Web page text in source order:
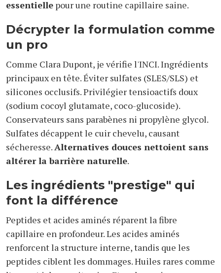
essentielle pour une routine capillaire saine.
Décrypter la formulation comme
un pro
Comme Clara Dupont, je vérifie l'INCI. Ingrédients
principaux en tête. Éviter sulfates (SLES/SLS) et
silicones occlusifs. Privilégier tensioactifs doux
(sodium cocoyl glutamate, coco-glucoside).
Conservateurs sans parabènes ni propylène glycol.
Sulfates décappent le cuir chevelu, causant
sécheresse.Alternatives douces nettoient sans
altérer la barrière naturelle.
Les ingrédients "prestige" qui
font la différence
Peptides et acides aminés réparent la fibre
capillaire en profondeur. Les acides aminés
renforcent la structure interne, tandis que les
peptides ciblent les dommages. Huiles rares comme